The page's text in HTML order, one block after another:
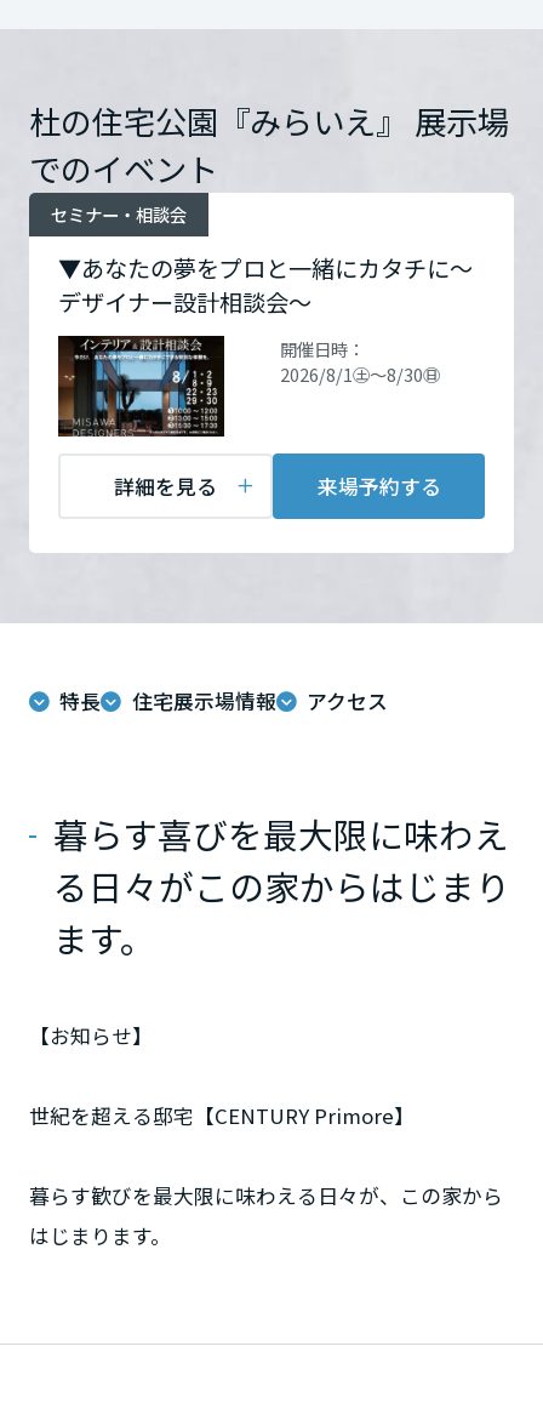
これから住まいをご検討の方
多彩な動画やこだわりが詰まった建築実例、注目の最新情報など、
いづくりを楽しく学べるデジタルラウンジです。
ホームラウンジ 新築・戸建て
ムを結ぶコミュニケーションサイト。お得・便利・安心なコンテンツ
ミサワオーナーズクラブ
新卒者採用
ウエルネス事業
海外事業
杜の住宅公園『みらいえ』 展示場
でのイベント
▼あなたの夢をプロと一緒にカタチに～
デザイナー設計相談会～
セミナー・相談会
開催日時：
2026/8/1㊏～8/30㊐
詳細を見る 来場予約する
特長 住宅展示場情報 アクセス
暮らす喜びを最大限に味わえ
る日々がこの家からはじまり
ます。
【お知らせ】
世紀を超える邸宅【CENTURY Primore】
暮らす歓びを最大限に味わえる日々が、この家から
はじまります。
群馬県
埼玉県
千葉県
東京都
長野県
東海エリア
静岡県
の住宅公園「みらいえ」）
Google Map
お問い合
わせ
営業時間：10:00～17:00
定休日：定休日/毎週水曜日
担当者：盛岡営業課
来場予約する